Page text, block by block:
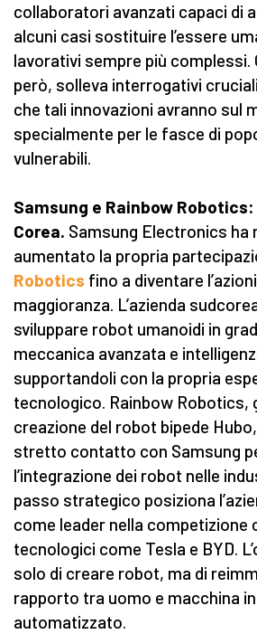
collaboratori avanzati capaci di
alcuni casi sostituire l’essere
lavorativi sempre più complessi.
però, solleva interrogativi
che tali innovazioni avranno sul
specialmente per le fasce di
vulnerabili.
Samsung e Rainbow
Corea. Samsung Electronics ha
aumentato la propria
Robotics fino a diventare
maggioranza. L’azienda
sviluppare robot umanoidi in
meccanica avanzata e
supportandoli con la propria
tecnologico. Rainbow Robotics,
creazione del robot bipede
stretto contatto con Samsung
l’integrazione dei robot nelle
passo strategico posiziona
come leader nella
tecnologici come Tesla e BYD.
solo di creare robot, ma di
rapporto tra uomo e macchina
automatizzato.